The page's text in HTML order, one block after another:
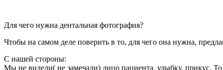
Для чего нужна дентальная фотография?
Чтобы на самом деле поверить в то, для чего она нужна,
С нашей стороны:
Мы не видели( не замечали) лицо пациента, улыбку, прикус.